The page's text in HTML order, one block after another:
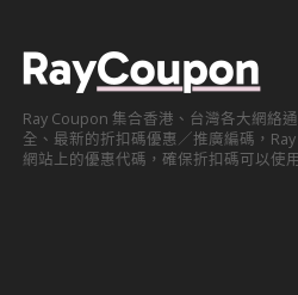
Ray Coupon 集合香港、台灣各大網絡
全、最新的折扣碼優惠／推廣編碼，
網站上的優惠代碼，確保折扣碼可以使